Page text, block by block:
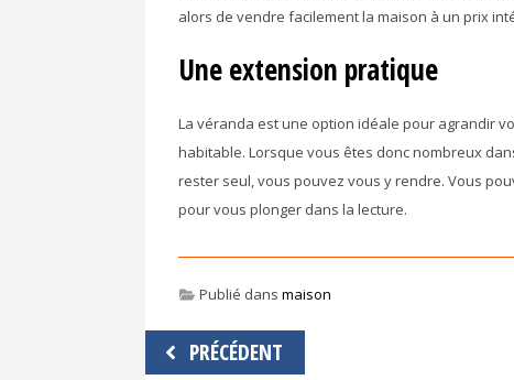
alors de vendre facilement la maison à un prix
Une extension pratique
La véranda est une option idéale pour agrandir
habitable. Lorsque vous êtes donc nombreux
rester seul, vous pouvez vous y rendre. Vous
pour vous plonger dans la lecture.
Publié dans maison
Navigation
PRÉCÉDENT